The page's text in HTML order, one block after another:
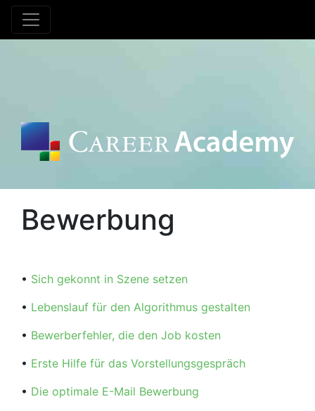
Bewerbung
• Sich gekonnt in Szene setzen
• Lebenslauf für den Algorithmus gestalten
• Bewerberfehler, die den Job kosten
• Erste Hilfe für das Vorstellungsgespräch
• Die optimale E-Mail Bewerbung